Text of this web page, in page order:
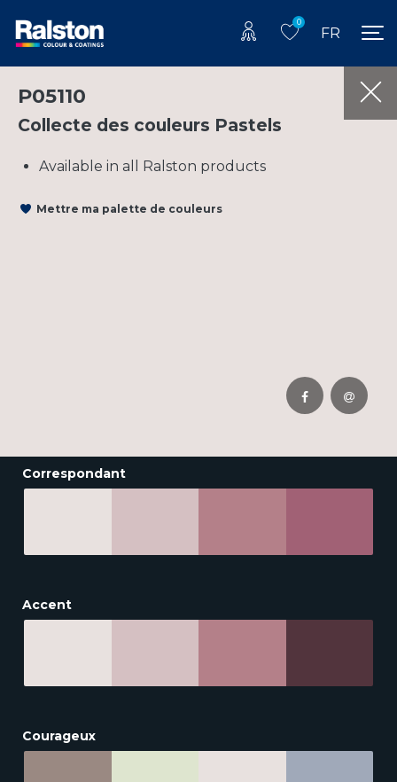
0
FR
P05110
Collecte des couleurs Pastels
Available in all Ralston products
Mettre ma palette de couleurs
Correspondant
Accent
Courageux